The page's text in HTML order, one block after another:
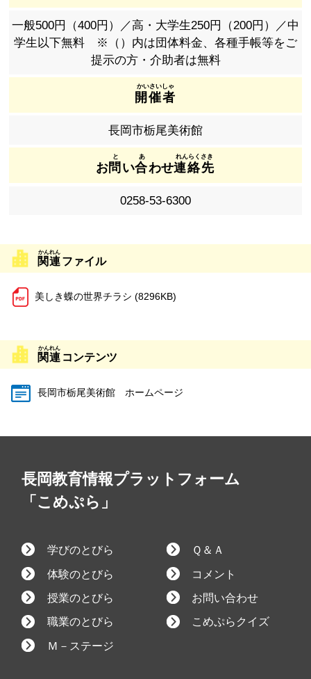
一般500円（400円）／高・大学生250円（200円）／中
学生以下無料 ※（）内は団体料金、各種手帳等をご
提示の方・介助者は無料
開催者
長岡市栃尾美術館
お問 い合わせ連絡先
0258-53-6300
関連ファイル
美しき蝶の世界チラシ (8296KB)
関連 コンテンツ
長岡市栃尾美術館 ホームページ
長岡教育情報プラットフォーム
「こめぷら」
学びのとびら
体験のとびら
授業のとびら
職業のとびら
Ｍ－ステージ
Ｑ＆Ａ
コメント
お問い合わせ
こめぷらクイズ